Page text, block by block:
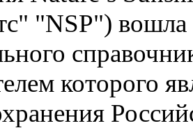
"NSP")
которого